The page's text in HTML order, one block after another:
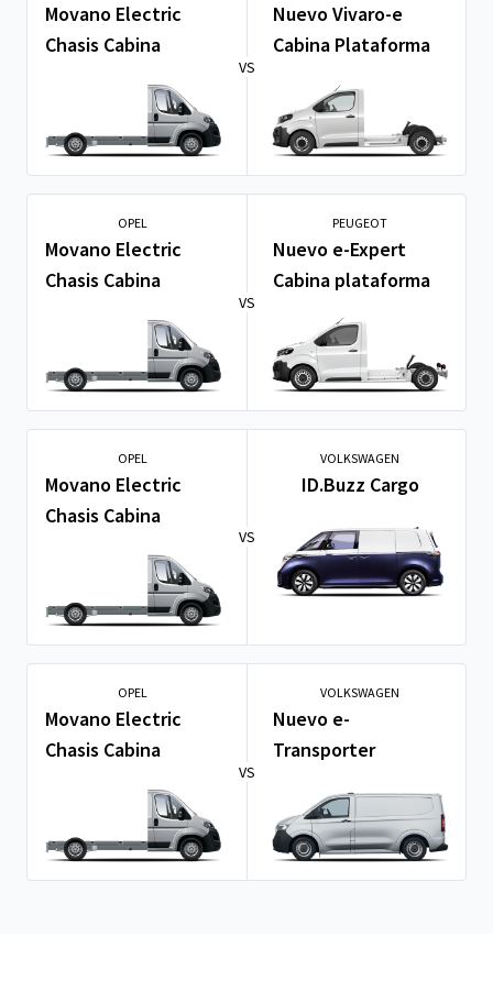
Movano Electric
Chasis Cabina
VS
Nuevo Vivaro-e
Cabina Plataforma
OPEL
Movano Electric
Chasis Cabina
VS
PEUGEOT
Nuevo e-Expert
Cabina plataforma
OPEL
Movano Electric
Chasis Cabina
VS
VOLKSWAGEN
ID.Buzz Cargo
OPEL
Movano Electric
Chasis Cabina
VS
VOLKSWAGEN
Nuevo e-
Transporter